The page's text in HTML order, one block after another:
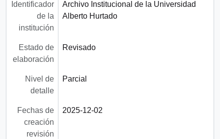
Identificador
de la
institución
Archivo Institucional de la Universidad
Alberto Hurtado
Estado de
elaboración
Revisado
Nivel de
detalle
Parcial
Fechas de
creación
revisión
2025-12-02